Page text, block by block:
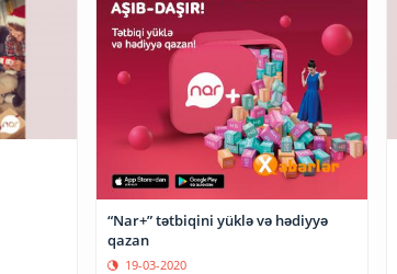
“Nar+” tətbiqini yüklə və hədiyyə
qazan
19-03-2020